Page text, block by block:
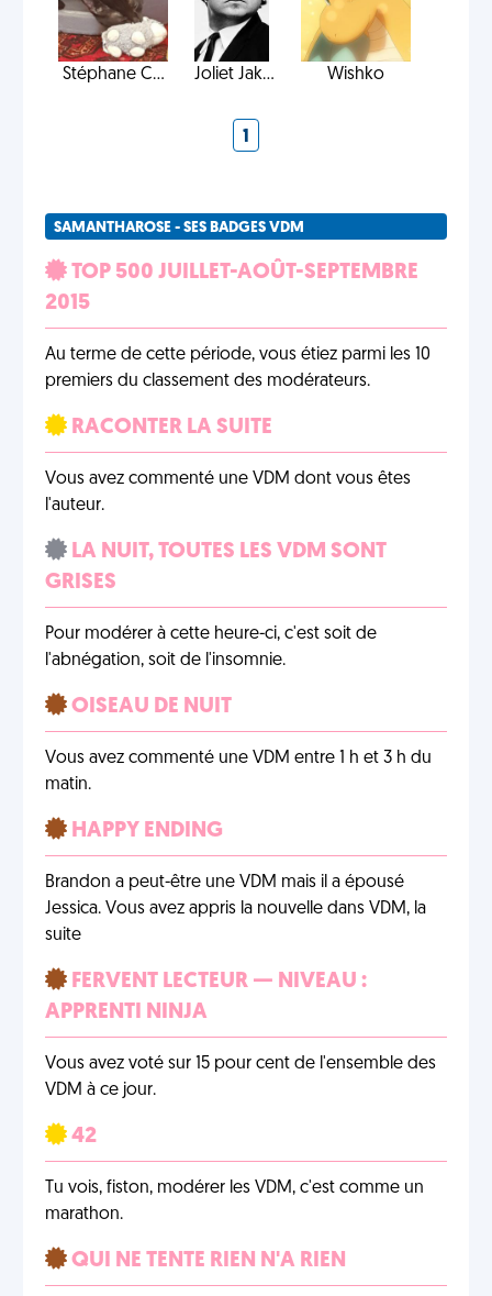
Stéphane C... Joliet Jak... Wishko
1
SAMANTHAROSE - SES BADGES VDM
TOP 500 JUILLET-AOÛT-SEPTEMBRE
2015
Au terme de cette période, vous étiez parmi les 10
premiers du classement des modérateurs.
RACONTER LA SUITE
Vous avez commenté une VDM dont vous êtes
l'auteur.
LA NUIT, TOUTES LES VDM SONT
GRISES
Pour modérer à cette heure-ci, c'est soit de
l'abnégation, soit de l'insomnie.
OISEAU DE NUIT
Vous avez commenté une VDM entre 1 h et 3 h du
matin.
HAPPY ENDING
Brandon a peut-être une VDM mais il a épousé
Jessica. Vous avez appris la nouvelle dans VDM, la
suite
FERVENT LECTEUR — NIVEAU :
APPRENTI NINJA
Vous avez voté sur 15 pour cent de l'ensemble des
VDM à ce jour.
42
Tu vois, fiston, modérer les VDM, c'est comme un
marathon.
QUI NE TENTE RIEN N'A RIEN